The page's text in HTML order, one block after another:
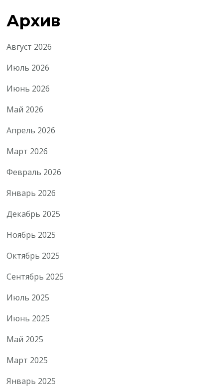
Архив
Август 2026
Июль 2026
Июнь 2026
Май 2026
Апрель 2026
Март 2026
Февраль 2026
Январь 2026
Декабрь 2025
Ноябрь 2025
Октябрь 2025
Сентябрь 2025
Июль 2025
Июнь 2025
Май 2025
Март 2025
Январь 2025